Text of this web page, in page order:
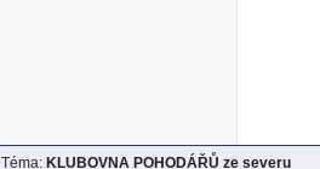
Téma: KLUBOVNA POHODÁŘŮ ze severu